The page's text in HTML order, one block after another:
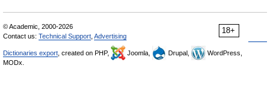
18+
© Academic, 2000-2026
Contact us: Technical Support Advertising
Dictionaries export , created on PHP, Joomla, Drupal,
WordPress,
MODx.